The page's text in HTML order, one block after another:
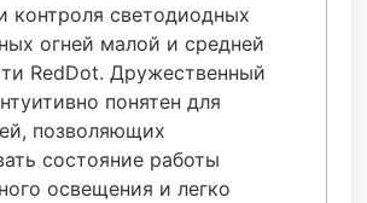
контроля светодиодных
огней малой и средней
RedDot. Дружественный
понятен для
позволяющих
состояние работы
освещения и легко